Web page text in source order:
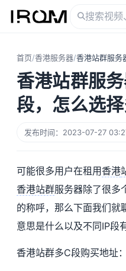
首页/香港服务器/
香港站群服
段，怎么选
发布时间：2023-07-27
可能很多用户在租用 香港
香港站群服务器除了很多
的称呼，那么下面我们就
意思是什么以及不同IP段
香港站群多C段购买地址：